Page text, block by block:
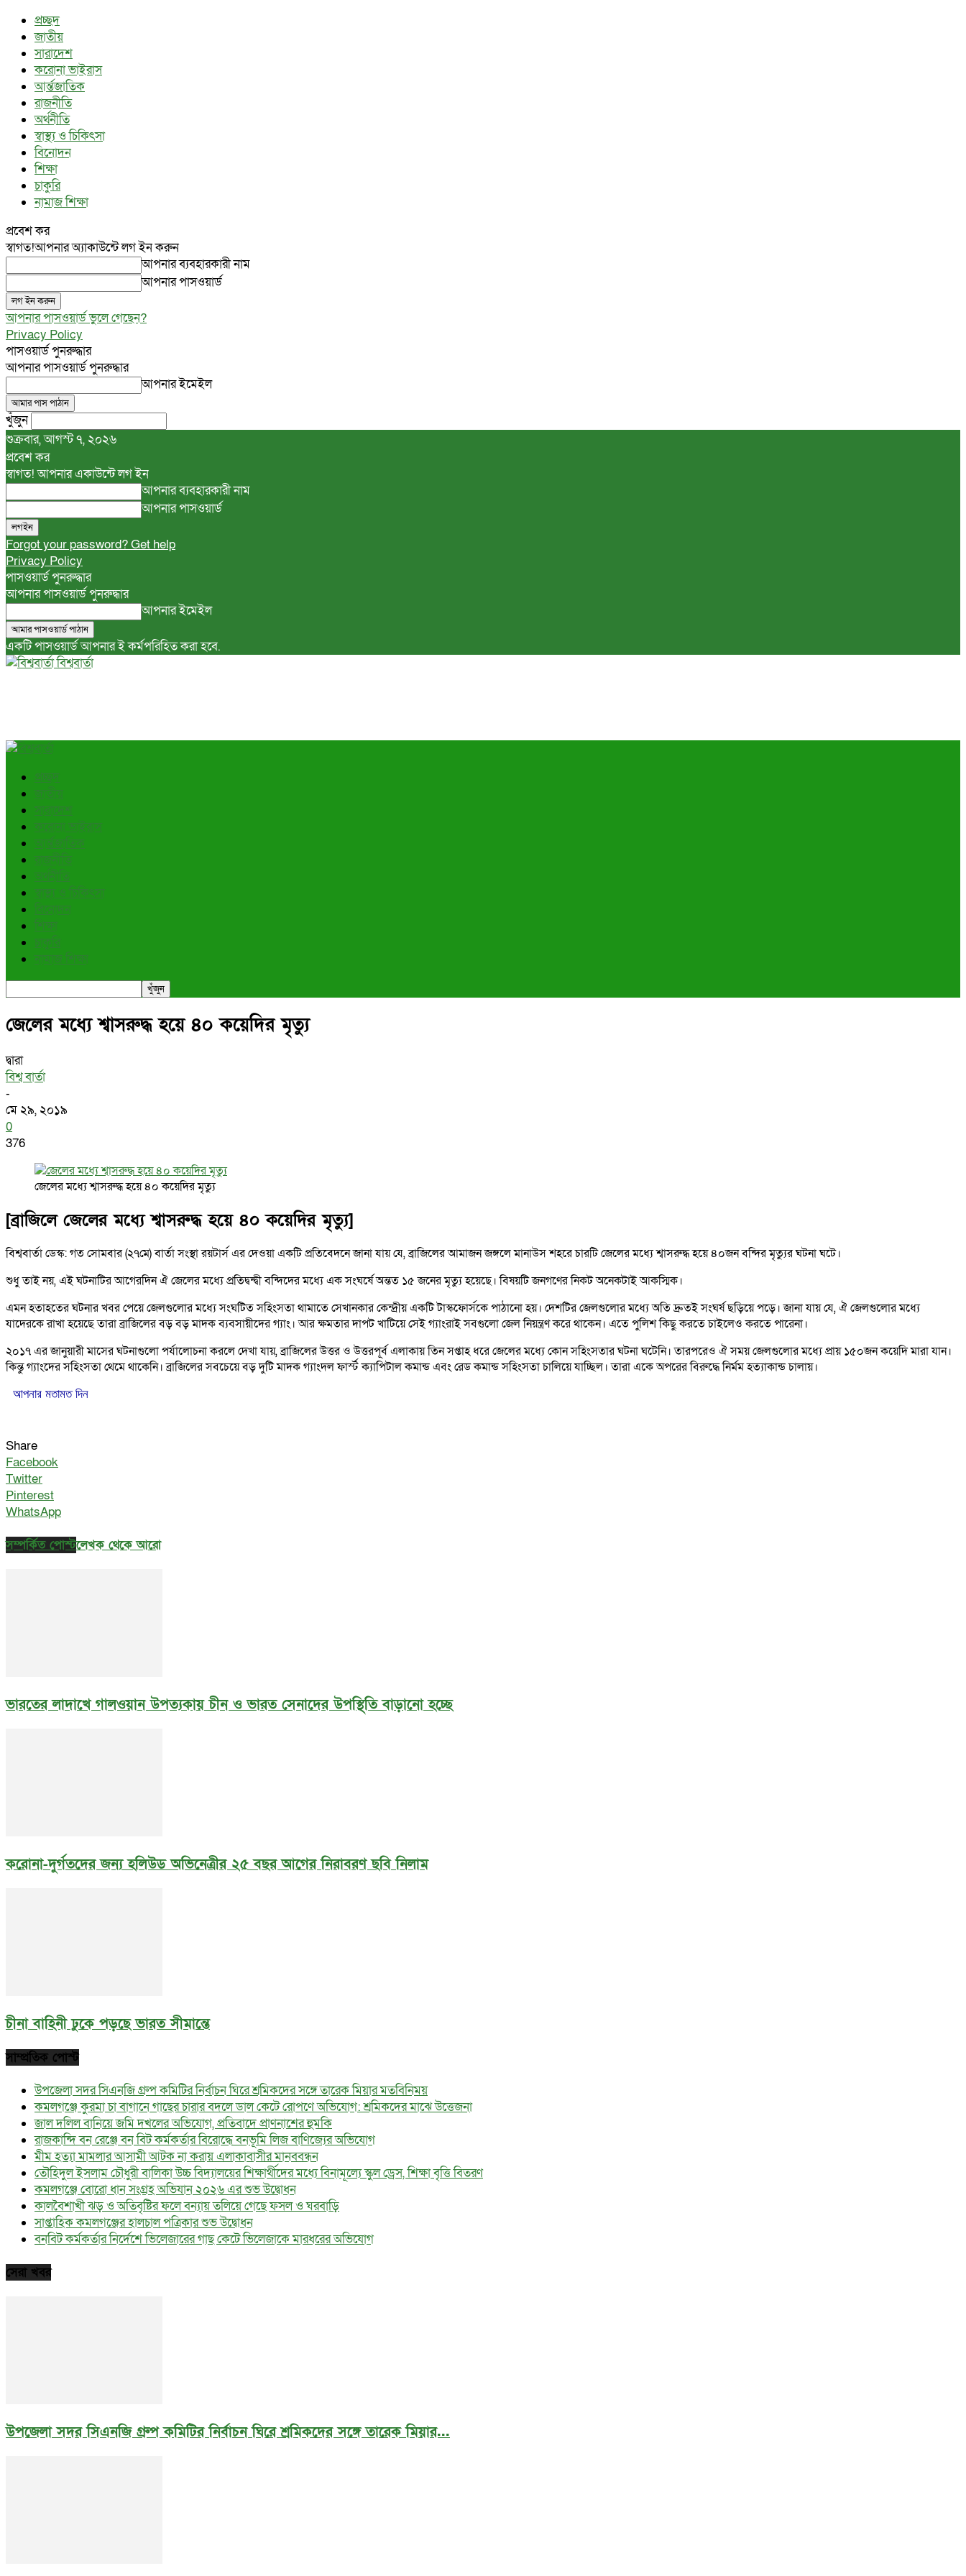
প্রচ্ছদ
জাতীয়
সারাদেশ
করোনা ভাইরাস
আর্ন্তজাতিক
রাজনীতি
অর্থনীতি
স্বাস্থ্য ও চিকিৎসা
বিনোদন
শিক্ষা
চাকুরি
নামাজ শিক্ষা
প্রবেশ কর
স্বাগত!আপনার অ্যাকাউন্টে লগ ইন করুন
আপনার ব্যবহারকারী নাম
আপনার পাসওয়ার্ড
আপনার পাসওয়ার্ড ভুলে গেছেন?
Privacy Policy
পাসওয়ার্ড পুনরুদ্ধার
আপনার পাসওয়ার্ড পুনরুদ্ধার
আপনার ইমেইল
খুঁজুন
শুক্রবার, আগস্ট ৭, ২০২৬
প্রবেশ কর
স্বাগত! আপনার একাউন্টে লগ ইন
আপনার ব্যবহারকারী নাম
আপনার পাসওয়ার্ড
Forgot your password? Get help
Privacy Policy
পাসওয়ার্ড পুনরুদ্ধার
আপনার পাসওয়ার্ড পুনরুদ্ধার
আপনার ইমেইল
একটি পাসওয়ার্ড আপনার ই কর্মপরিহিত করা হবে.
বিশ্ববার্তা
প্রচ্ছদ
জাতীয়
সারাদেশ
করোনা ভাইরাস
আর্ন্তজাতিক
রাজনীতি
অর্থনীতি
স্বাস্থ্য ও চিকিৎসা
বিনোদন
শিক্ষা
চাকুরি
নামাজ শিক্ষা
জেলের মধ্যে শ্বাসরুদ্ধ হয়ে ৪০ কয়েদির মৃত্যু
দ্বারা
বিশ্ব বার্তা
-
মে ২৯, ২০১৯
0
376
জেলের মধ্যে শ্বাসরুদ্ধ হয়ে ৪০ কয়েদির মৃত্যু
[ব্রাজিলে জেলের মধ্যে শ্বাসরুদ্ধ হয়ে ৪০ কয়েদির মৃত্যু]
বিশ্ববার্তা ডেস্ক: গত সোমবার (২৭মে) বার্তা সংস্থা রয়টার্স এর দেওয়া একটি প্রতিবেদনে জানা যায় যে, ব্রাজিলের আমাজন জঙ্গলে মানাউস শহরে চারটি জেলের মধ্যে শ্বাসরুদ্ধ হয়ে ৪০জন বন্দির মৃত্যুর ঘটনা ঘটে।
শুধু তাই নয়, এই ঘটনাটির আগেরদিন ঐ জেলের মধ্যে প্রতিদ্বন্দ্বী বন্দিদের মধ্যে এক সংঘর্ষে অন্তত ১৫ জনের মৃত্যু হয়েছে। বিষয়টি জনগণের নিকট অনেকটাই আকস্মিক।
এমন হতাহতের ঘটনার খবর পেয়ে জেলগুলোর মধ্যে সংঘটিত সহিংসতা থামাতে সেখানকার কেন্দ্রীয় একটি টাস্কফোর্সকে পাঠানো হয়। দেশটির জেলগুলোর মধ্যে অতি দ্রুতই সংঘর্ষ ছড়িয়ে পড়ে। জানা যায় যে, ঐ জেলগুলোর মধ্যে
যাদেরকে রাখা হয়েছে তারা ব্রাজিলের বড় বড় মাদক ব্যবসায়ীদের গ্যাং। আর ক্ষমতার দাপট খাটিয়ে সেই গ্যাংরাই সবগুলো জেল নিয়ন্ত্রণ করে থাকেন। এতে পুলিশ কিছু করতে চাইলেও করতে পারেনা।
২০১৭ এর জানুয়ারী মাসের ঘটনাগুলো পর্যালোচনা করলে দেখা যায়, ব্রাজিলের উত্তর ও উত্তরপূর্ব এলাকায় তিন সপ্তাহ ধরে জেলের মধ্যে কোন সহিংসতার ঘটনা ঘটেনি। তারপরেও ঐ সময় জেলগুলোর মধ্যে প্রায় ১৫০জন কয়েদি মারা যান।
কিন্তু গ্যাংদের সহিংসতা থেমে থাকেনি। ব্রাজিলের সবচেয়ে বড় দুটি মাদক গ্যাংদল ফার্স্ট ক্যাপিটাল কমান্ড এবং রেড কমান্ড সহিংসতা চালিয়ে যাচ্ছিল। তারা একে অপরের বিরুদ্ধে নির্মম হত্যাকান্ড চালায়।
আপনার মতামত দিন
Share
Facebook
Twitter
Pinterest
WhatsApp
সম্পর্কিত পোস্টলেখক থেকে আরো
ভারতের লাদাখে গালওয়ান উপত্যকায় চীন ও ভারত সেনাদের উপস্থিতি বাড়ানো হচ্ছে
করোনা-দুর্গতদের জন্য হলিউড অভিনেত্রীর ২৫ বছর আগের নিরাবরণ ছবি নিলাম
চীনা বাহিনী ঢুকে পড়ছে ভারত সীমান্তে
সাম্প্রতিক পোস্ট
উপজেলা সদর সিএনজি গ্রুপ কমিটির নির্বাচন ঘিরে শ্রমিকদের সঙ্গে তারেক মিয়ার মতবিনিময়
কমলগঞ্জে কুরমা চা বাগানে গাছের চারার বদলে ডাল কেটে রোপণে অভিযোগ: শ্রমিকদের মাঝে উত্তেজনা
জাল দলিল বানিয়ে জমি দখলের অভিযোগ, প্রতিবাদে প্রাণনাশের হুমকি
রাজকান্দি বন রেঞ্জে বন বিট কর্মকর্তার বিরোদ্ধে বনভূমি লিজ বাণিজ্যের অভিযোগ
মীম হত্যা মামলার আসামী আটক না করায় এলাকাবাসীর মানববন্ধন
তৌহিদুল ইসলাম চৌধুরী বালিকা উচ্চ বিদ্যালয়ের শিক্ষার্থীদের মধ্যে বিনামূল্যে স্কুল ড্রেস, শিক্ষা বৃত্তি বিতরণ
কমলগঞ্জে বোরো ধান সংগ্রহ অভিযান ২০২৬ এর শুভ উদ্বোধন
কালবৈশাখী ঝড় ও অতিবৃষ্টির ফলে বন্যায় তলিয়ে গেছে ফসল ও ঘরবাড়ি
সাপ্তাহিক কমলগঞ্জের হালচাল পত্রিকার শুভ উদ্বোধন
বনবিট কর্মকর্তার নির্দেশে ভিলেজারের গাছ কেটে ভিলেজাকে মারধরের অভিযোগ
সেরা খবর
উপজেলা সদর সিএনজি গ্রুপ কমিটির নির্বাচন ঘিরে শ্রমিকদের সঙ্গে তারেক মিয়ার...